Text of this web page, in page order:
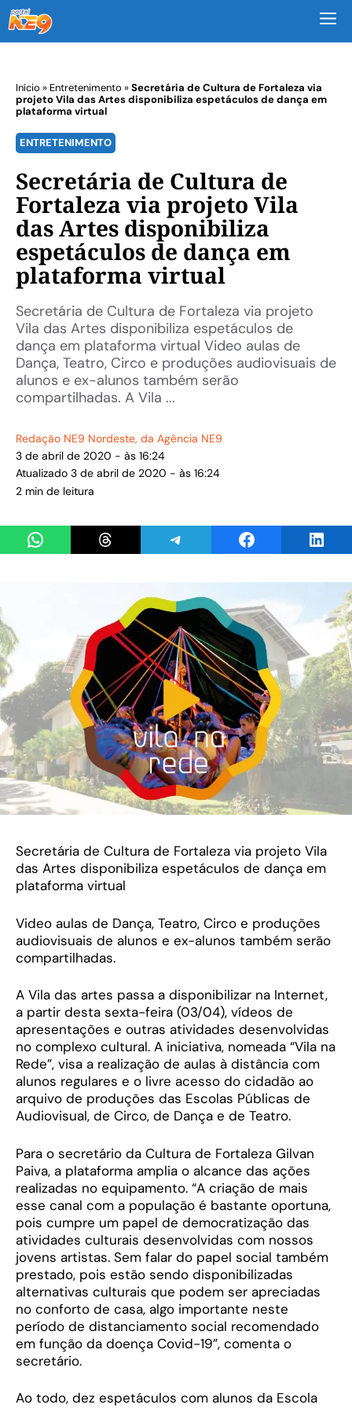
Início » Entretenimento »Secretária de Cultura de Fortaleza via
projeto Vila das Artes disponibiliza espetáculos de dança em
plataforma virtual
ENTRETENIMENTO
Secretária de Cultura de
Fortaleza via projeto Vila
das Artes disponibiliza
espetáculos de dança em
plataforma virtual
Secretária de Cultura de Fortaleza via projeto
Vila das Artes disponibiliza espetáculos de
dança em plataforma virtual Video aulas de
Dança, Teatro, Circo e produções audiovisuais de
alunos e ex-alunos também serão
compartilhadas. A Vila ...
Redação NE9 Nordeste, da Agência NE9
3 de abril de 2020 - às 16:24
Atualizado 3 de abril de 2020 - às 16:24
2 min de leitura
Share on WhatsAppShare on ThreadsShare on TelegramShare on Facebook
Secretária de Cultura de Fortaleza via projeto Vila
das Artes disponibiliza espetáculos de dança em
plataforma virtual
Video aulas de Dança, Teatro, Circo e produções
audiovisuais de alunos e ex-alunos também serão
compartilhadas.
A Vila das artes passa a disponibilizar na Internet,
a partir desta sexta-feira (03/04), vídeos de
apresentações e outras atividades desenvolvidas
no complexo cultural. A iniciativa, nomeada “Vila na
Rede”, visa a realização de aulas à distância com
alunos regulares e o livre acesso do cidadão ao
arquivo de produções das Escolas Públicas de
Audiovisual, de Circo, de Dança e de Teatro.
Para o secretário da Cultura de Fortaleza Gilvan
Paiva, a plataforma amplia o alcance das ações
realizadas no equipamento. “A criação de mais
esse canal com a população é bastante oportuna,
pois cumpre um papel de democratização das
atividades culturais desenvolvidas com nossos
jovens artistas. Sem falar do papel social também
prestado, pois estão sendo disponibilizadas
alternativas culturais que podem ser apreciadas
no conforto de casa, algo importante neste
período de distanciamento social recomendado
em função da doença Covid-19”, comenta o
secretário.
Ao todo, dez espetáculos com alunos da Escola